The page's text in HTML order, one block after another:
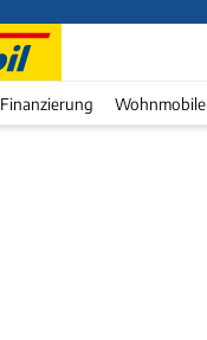
Finanzierung Wohnmobile